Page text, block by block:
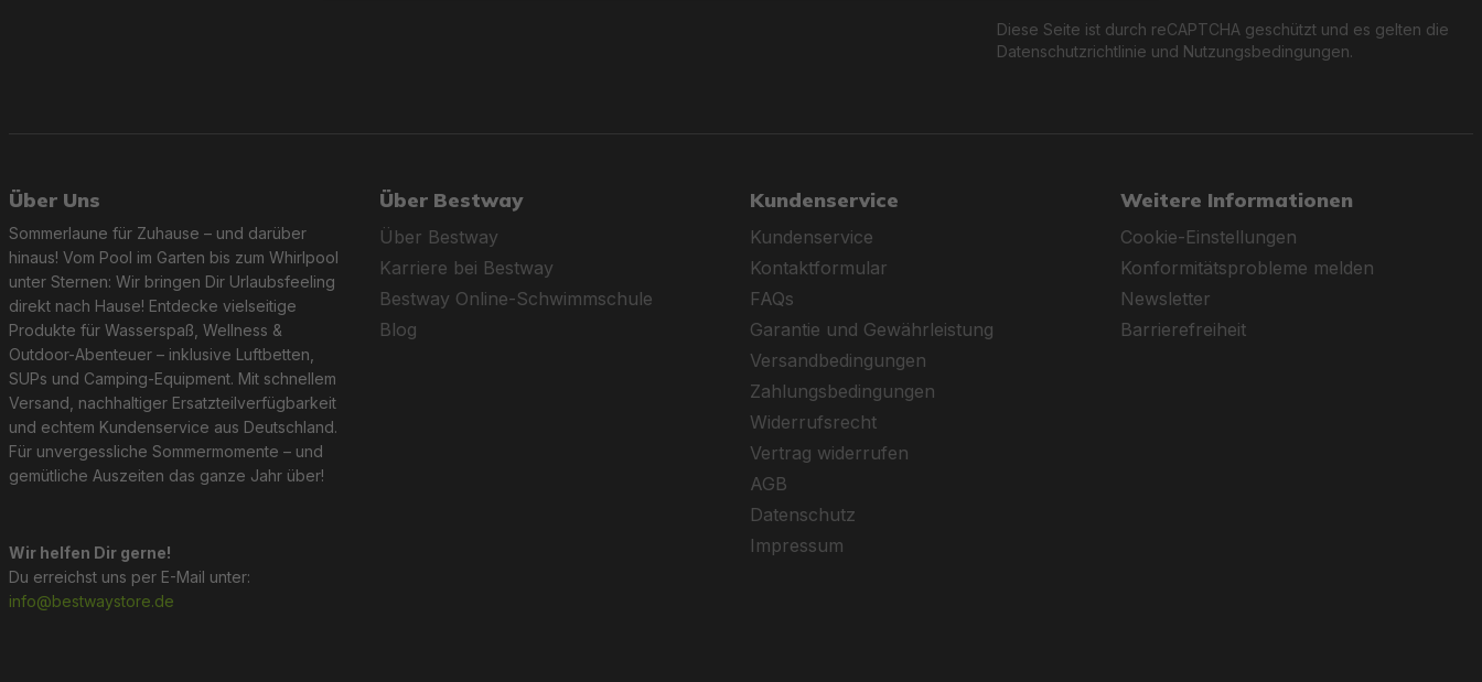
Diese Seite ist durch reCAPTCHA geschützt und es gelten die
Datenschutzrichtlinie und Nutzungsbedingungen.
Über Uns
Sommerlaune für Zuhause – und darüber
hinaus! Vom Pool im Garten bis zum Whirlpool
unter Sternen: Wir bringen Dir Urlaubsfeeling
direkt nach Hause! Entdecke vielseitige
Produkte für Wasserspaß, Wellness &
Outdoor-Abenteuer – inklusive Luftbetten,
SUPs und Camping-Equipment. Mit schnellem
Versand, nachhaltiger Ersatzteilverfügbarkeit
und echtem Kundenservice aus Deutschland.
Für unvergessliche Sommermomente – und
gemütliche Auszeiten das ganze Jahr über!
Wir helfen Dir gerne!
Du erreichst uns per E-Mail unter:
info@bestwaystore.de
Über Bestway
Über Bestway
Karriere bei Bestway
Bestway Online-Schwimmschule
Blog
Kundenservice
Kundenservice
Kontaktformular
FAQs
Garantie und Gewährleistung
Versandbedingungen
Zahlungsbedingungen
Widerrufsrecht
Vertrag widerrufen
AGB
Datenschutz
Impressum
Weitere Informationen
Cookie-Einstellungen
Konformitätsprobleme melden
Newsletter
Barrierefreiheit